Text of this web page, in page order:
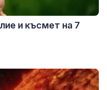
и късмет на 7